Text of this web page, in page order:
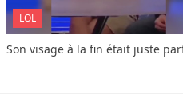
LOL
Son visage à la fin était juste